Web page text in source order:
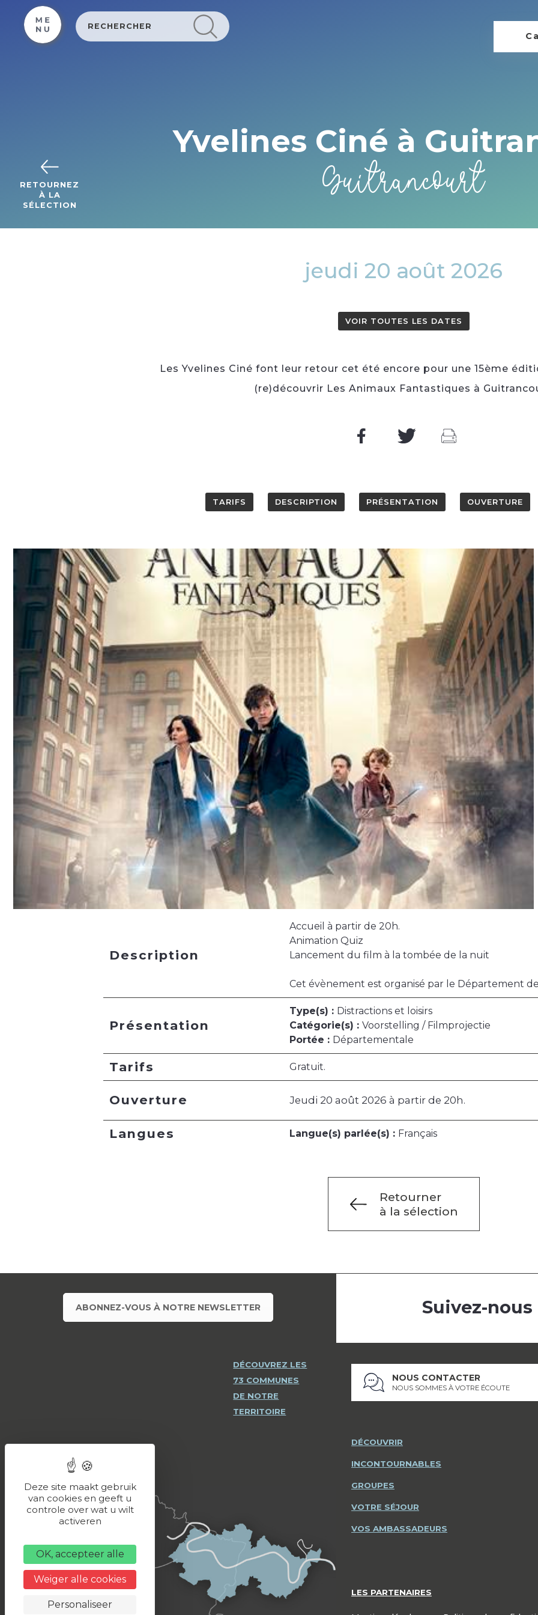
RETOURNEZ
À LA
SÉLECTION
Yvelines Ciné à
Guitrancourt
jeudi 20 août 2026
VOIR TOUTES LES DATES
Les Yvelines Ciné font leur retour cet été encore pour une 15ème
(re)découvrir Les Animaux Fantastiques à
TARIFS DESCRIPTION PRÉSENTATION OUVERTURE
Description
Accueil à partir de 20h.
Animation Quiz
Lancement du film à la tombée de la nuit
Cet évènement est organisé par le Département
Présentation
Type(s) : Distractions et loisirs
Catégorie(s) : Voorstelling / Filmprojectie
Portée : Départementale
Tarifs Gratuit.
Ouverture Jeudi 20 août 2026 à partir de 20h.
Langues Langue(s) parlée(s) : Français
Retourner
à la sélection
ABONNEZ-VOUS À NOTRE NEWSLETTER
DÉCOUVREZ LES
73 COMMUNES
DE NOTRE
TERRITOIRE
Suivez-nous
NOUS CONTACTER
NOUS SOMMES À VOTRE ÉCOUTE
DÉCOUVRIR
INCONTOURNABLES
GROUPES
VOTRE SÉJOUR
VOS AMBASSADEURS
LES PARTENAIRES
Cookies beheer paneel
Deze site maakt gebruik
van cookies en geeft u
controle over wat u wilt
activeren
OK, accepteer alle
Weiger alle cookies
Personaliseer